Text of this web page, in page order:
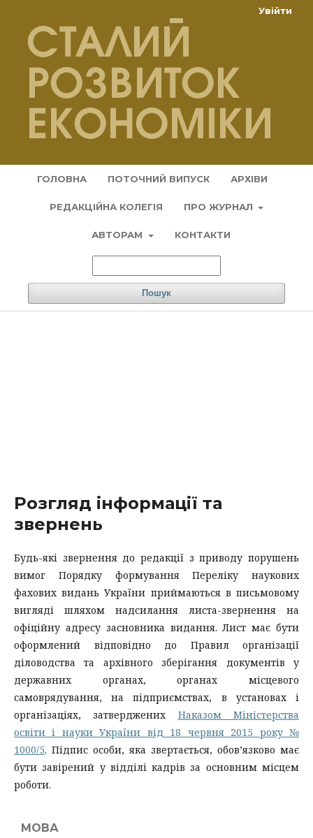
ГОЛОВНА ПОТОЧНИЙ ВИПУСК АРХІВИ
РЕДАКЦІЙНА КОЛЕГІЯ ПРО ЖУРНАЛ
АВТОРАМ КОНТАКТИ
Пошук
Увійти
Розгляд інформації та
звернень
Будь-які звернення до редакції з приводу порушень
вимог Порядку формування Переліку наукових
фахових видань України приймаються в письмовому
вигляді шляхом надсилання листа-звернення на
офіційну адресу засновника видання. Лист має бути
оформлений відповідно до Правил організації
діловодства та архівного зберігання документів у
державних органах, органах місцевого
самоврядування, на підприємствах, в установах і
організаціях, затверджених Наказом Міністерства
освіти і науки України від 18 червня 2015 року №
1000/5. Підпис особи, яка звертається, обов’язково має
бути завірений у відділі кадрів за основним місцем
роботи.
МОВА